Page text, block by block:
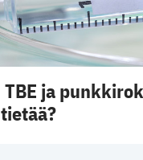
ja